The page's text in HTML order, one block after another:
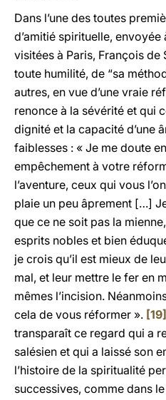
Dans l’une des toutes
d’amitié spirituelle, envoyée
visitées à Paris, François de
toute humilité, de “sa
autres, en vue d’une vraie
renonce à la sévérité et qui
dignité et la capacité d’une
faiblesses : « Je me doute
empêchement à votre
l’aventure, ceux qui vous
plaie un peu âprement […]
que ce ne soit pas la
esprits nobles et bien
je crois qu’il est mieux de
mal, et leur mettre le fer en
mêmes l’incision.
cela de vous réformer ». [19]
transparaît ce regard qui a
salésien et qui a laissé son
l’histoire de la spiritualité
successives, comme dans